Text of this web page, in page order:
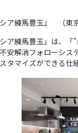
ア練馬豊玉』 （東
シア練馬豊玉」は、
安解消フォローシス
タマイズができる仕